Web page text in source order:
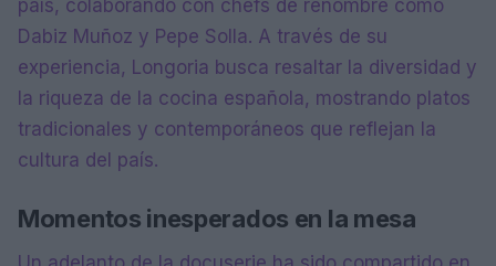
país, colaborando con chefs de renombre como
Dabiz Muñoz y Pepe Solla. A través de su
experiencia, Longoria busca resaltar la diversidad y
la riqueza de la cocina española, mostrando platos
tradicionales y contemporáneos que reflejan la
cultura del país.
Momentos inesperados en la mesa